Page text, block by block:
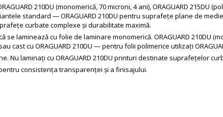
210DU (monomerică, 70 microni, 4 ani), ORAGUARD 215DU
standard — ORAGUARD 210DU pentru suprafețe plane de
curbate complexe și durabilitate maximă.
laminează cu folie de laminare monomerică. ORAGUARD 210DU
cast cu ORAGUARD 210DU — pentru folii polimerice utilizați
Nu laminați cu ORAGUARD 210DU printuri destinate suprafețelor
consistența transparenței și a finisajului.